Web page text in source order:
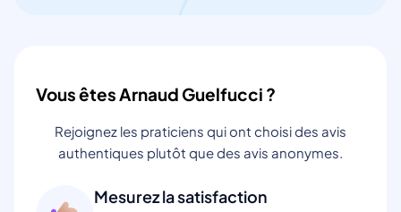
Vous êtes Arnaud Guelfucci ?
Rejoignez les praticiens qui ont choisi des avis
authentiques plutôt que des avis anonymes.
Mesurez la satisfaction